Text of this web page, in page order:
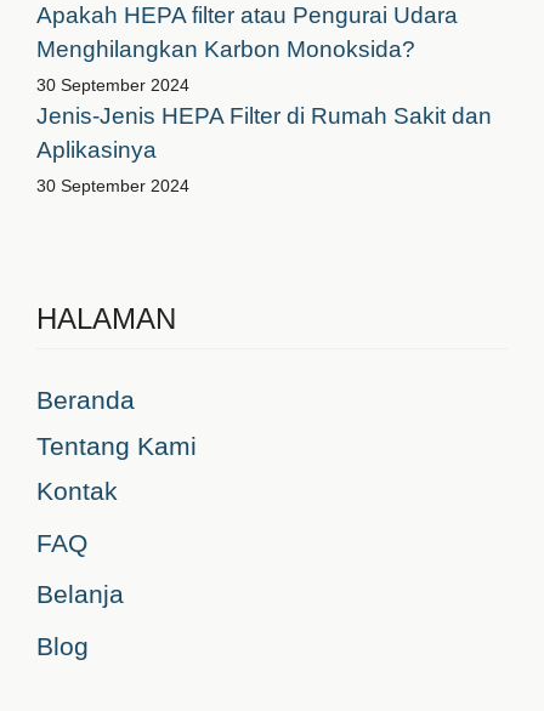
Apakah HEPA filter atau Pengurai Udara
Menghilangkan Karbon Monoksida?
30 September 2024
Jenis-Jenis HEPA Filter di Rumah Sakit dan
Aplikasinya
30 September 2024
HALAMAN
Beranda
Tentang Kami
Kontak
FAQ
Belanja
Blog